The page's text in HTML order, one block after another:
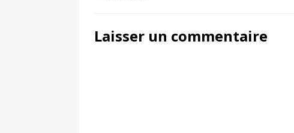
Laisser un commentaire